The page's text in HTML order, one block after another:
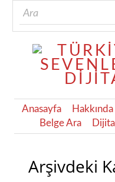
Anasayfa Hakkında
Belge Ara
Arşivdeki